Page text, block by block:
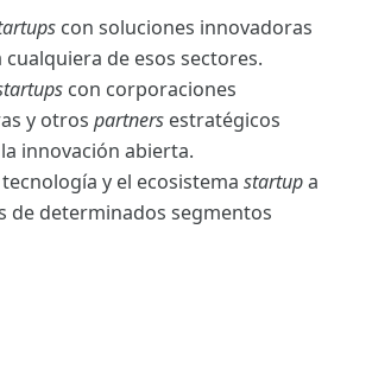
con soluciones innovadoras
cualquiera de esos sectores.
con corporaciones
y otros partners estratégicos
innovación abierta.
y el ecosistema startupa
de determinados segmentos